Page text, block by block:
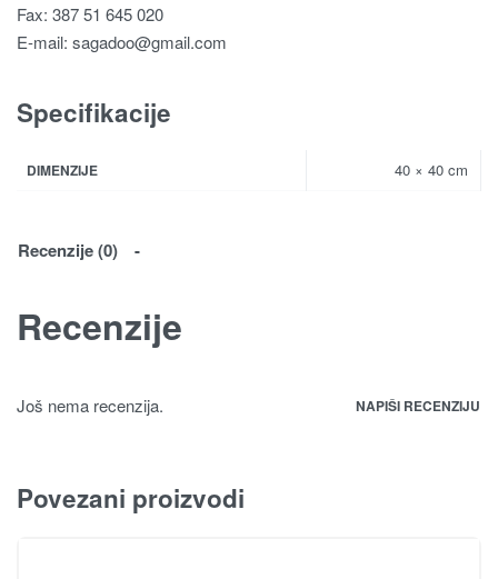
Fax: 387 51 645 020
E-mail: sagadoo@gmail.com
Specifikacije
DIMENZIJE 40 × 40 cm
Recenzije (0)
Recenzije
Još nema recenzija. NAPIŠI RECENZIJU
Povezani proizvodi